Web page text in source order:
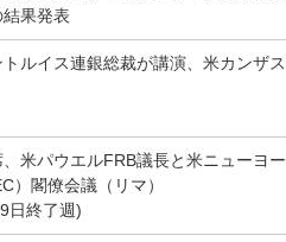
果発表
ルイス連銀総裁が講演、米カンザ
米パウエルFRB議長と米ニューヨ
）閣僚会議（リマ）
日終了週)